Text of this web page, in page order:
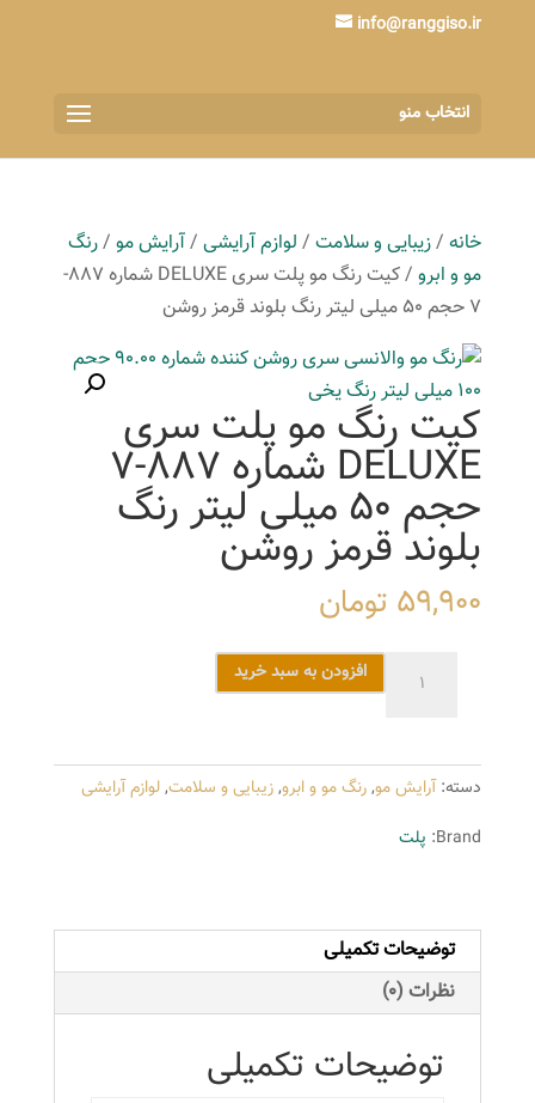
info@ranggiso.ir
انتخاب منو
خانه/زیبایی و سلامت/ لوازم آرایشی/آرایش مو/رنگ
مو و ابرو
/ کیت رنگ مو پلت سری DELUXE شماره 887-
7 حجم 50 میلی لیتر رنگ بلوند قرمز روشن
کیت رنگ مو پلت سری
DELUXE شماره 887-7
حجم 50 میلی لیتر رنگ
بلوند قرمز روشن
59,900 تومان
پلت
سری
DELUXE
7
حجم
50
میلی
لیتر
رنگ
افزودن به سبد خرید
دسته:آرایش مو,رنگ مو و ابرو,زیبایی و سلامت,لوازم آرایشی
Brand: پلت
توضیحات تکمیلی
نظرات (0)
توضیحات تکمیلی